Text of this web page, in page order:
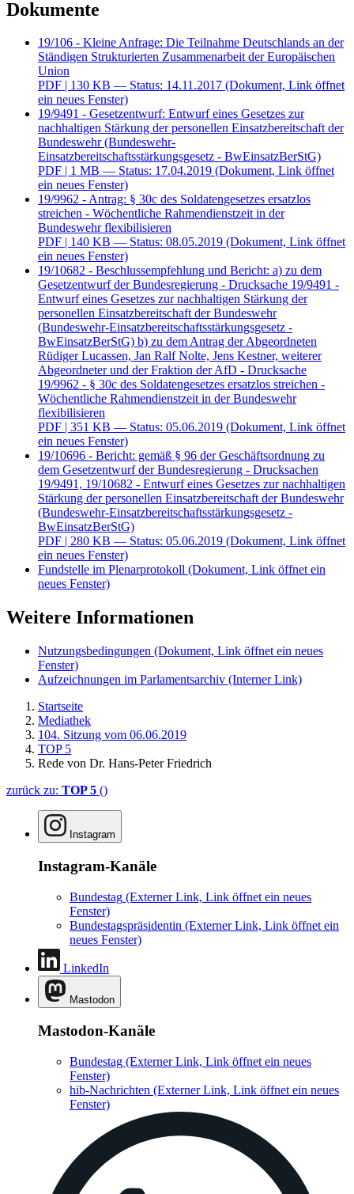
Dokumente
19/106 - Kleine Anfrage: Die Teilnahme Deutschlands an der
Ständigen Strukturierten Zusammenarbeit der Europäischen
Union
PDF | 130 KB — Status: 14.11.2017 (Dokument, Link öffnet
ein neues Fenster)
19/9491 - Gesetzentwurf: Entwurf eines Gesetzes zur
nachhaltigen Stärkung der personellen Einsatzbereitschaft der
Bundeswehr (Bundeswehr-
Einsatzbereitschaftsstärkungsgesetz - BwEinsatzBerStG)
PDF | 1 MB — Status: 17.04.2019 (Dokument, Link öffnet
ein neues Fenster)
19/9962 - Antrag: § 30c des Soldatengesetzes ersatzlos
streichen - Wöchentliche Rahmendienstzeit in der
Bundeswehr flexibilisieren
PDF | 140 KB — Status: 08.05.2019 (Dokument, Link öffnet
ein neues Fenster)
19/10682 - Beschlussempfehlung und Bericht: a) zu dem
Gesetzentwurf der Bundesregierung - Drucksache 19/9491 -
Entwurf eines Gesetzes zur nachhaltigen Stärkung der
personellen Einsatzbereitschaft der Bundeswehr
(Bundeswehr-Einsatzbereitschaftsstärkungsgesetz -
BwEinsatzBerStG) b) zu dem Antrag der Abgeordneten
Rüdiger Lucassen, Jan Ralf Nolte, Jens Kestner, weiterer
Abgeordneter und der Fraktion der AfD - Drucksache
19/9962 - § 30c des Soldatengesetzes ersatzlos streichen -
Wöchentliche Rahmendienstzeit in der Bundeswehr
flexibilisieren
PDF | 351 KB — Status: 05.06.2019 (Dokument, Link öffnet
ein neues Fenster)
19/10696 - Bericht: gemäß § 96 der Geschäftsordnung zu
dem Gesetzentwurf der Bundesregierung - Drucksachen
19/9491, 19/10682 - Entwurf eines Gesetzes zur nachhaltigen
Stärkung der personellen Einsatzbereitschaft der Bundeswehr
(Bundeswehr-Einsatzbereitschaftsstärkungsgesetz -
BwEinsatzBerStG)
PDF | 280 KB — Status: 05.06.2019 (Dokument, Link öffnet
ein neues Fenster)
Fundstelle im Plenarprotokoll (Dokument, Link öffnet ein
neues Fenster)
Weitere Informationen
Nutzungsbedingungen (Dokument, Link öffnet ein neues
Fenster)
Aufzeichnungen im Parlamentsarchiv (Interner Link)
Startseite
Mediathek
104. Sitzung vom 06.06.2019
TOP 5
Rede von Dr. Hans-Peter Friedrich
zurück zu: TOP 5 ()
Instagram
Instagram-Kanäle
Bundestag (Externer Link, Link öffnet ein neues
Fenster)
Bundestagspräsidentin (Externer Link, Link öffnet ein
neues Fenster)
LinkedIn
Mastodon
Mastodon-Kanäle
Bundestag (Externer Link, Link öffnet ein neues
Fenster)
hib-Nachrichten (Externer Link, Link öffnet ein neues
Fenster)